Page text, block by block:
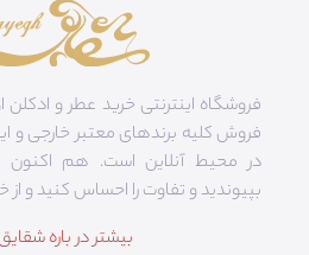
فروشگاه اینترنتی خرید عطر و
فروش کلیه برندهای معتبر خارجی و
در محیط آنلاین است. هم‌ اکنون
بپیوندید و تفاوت را احساس کنید و از
بیشتر در باره